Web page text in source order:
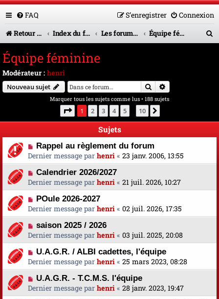
FAQ Connexion
S’enregistrer
Retour vers le site U.A.G.R.
Index du forum Les forums en service Équipe féminine
c
h
Équipe féminine
Modérateur : henri
Nouveau sujet Rechercher
Marquer tous les sujets comme lus • 188 sujets
Page 1sur10
1 2 3 4 5 10
Sujets
Rappel au règlement du forum
Dernier message par henri « 23 janv. 2006, 13:55
Calendrier 2026/2027
Dernier message par henri « 21 juil. 2026, 10:27
POule 2026-2027
Dernier message par henri « 02 juil. 2026, 17:35
saison 2025 / 2026
Dernier message par henri « 03 juil. 2025, 20:08
U.A.G.R. / ALBI cadettes, l'équipe
Dernier message par henri « 25 mars 2023, 08:28
U.A.G.R. - T.C.M.S. l'équipe
Dernier message par henri « 28 janv. 2023, 19:47